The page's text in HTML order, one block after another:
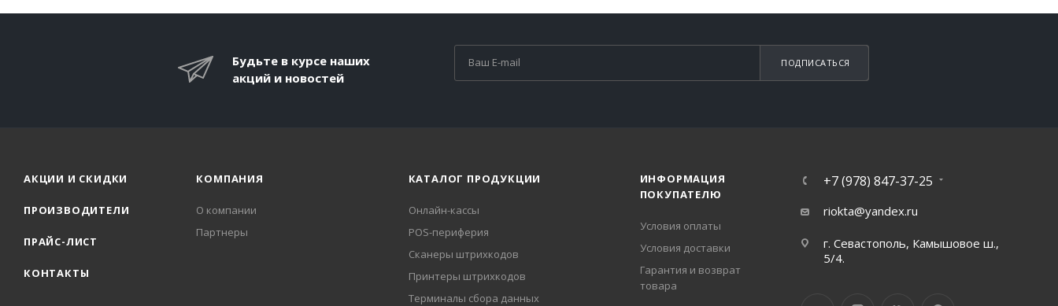
Будьте в курсе наших
акций и новостей
ПОДПИСАТЬСЯ
АКЦИИ И СКИДКИ
ПРОИЗВОДИТЕЛИ
ПРАЙС-ЛИСТ
КОНТАКТЫ
КОМПАНИЯ
О компании
Партнеры
КАТАЛОГ ПРОДУКЦИИ
Онлайн-кассы
POS-периферия
Сканеры штрихкодов
Принтеры штрихкодов
Терминалы сбора данных
ИНФОРМАЦИЯ
ПОКУПАТЕЛЮ
Условия оплаты
Условия доставки
Гарантия и возврат
товара
+7 (978) 847-37-25
riokta@yandex.ru
г. Севастополь, Камышовое ш.,
5/4.